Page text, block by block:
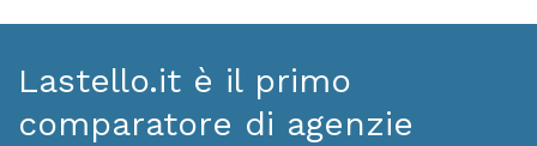
Lastello.it è il primo
comparatore di agenzie